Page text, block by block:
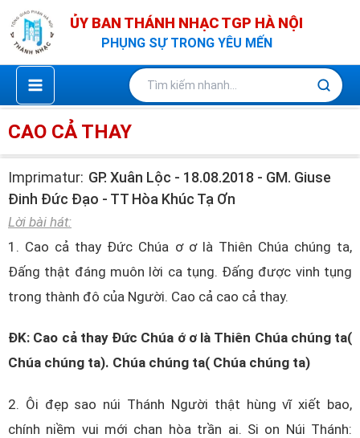
Nhảy
tới
nội
dung
ỦY BAN THÁNH NHẠC TGP HÀ NỘI
PHỤNG SỰ TRONG YÊU MẾN
CAO CẢ THAY
Imprimatur: GP. Xuân Lộc - 18.08.2018 - GM. Giuse
Đinh Đức Đạo - TT Hòa Khúc Tạ Ơn
Lời bài hát:
1. Cao cả thay Đức Chúa ơ ơ là Thiên Chúa chúng ta,
Đấng thật đáng muôn lời ca tụng. Đấng được vinh tụng
trong thành đô của Người. Cao cả cao cả thay.
ĐK: Cao cả thay Đức Chúa ớ ơ là Thiên Chúa chúng ta(
Chúa chúng ta). Chúa chúng ta( Chúa chúng ta)
2. Ôi đẹp sao núi Thánh Người thật hùng vĩ xiết bao,
chính niềm vui mới chan hòa trần ai. Si on Núi Thánh: